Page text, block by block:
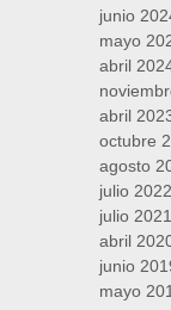
junio
mayo
abril
abril
octubre
agosto
julio 2022
julio 2021
abril
junio
mayo